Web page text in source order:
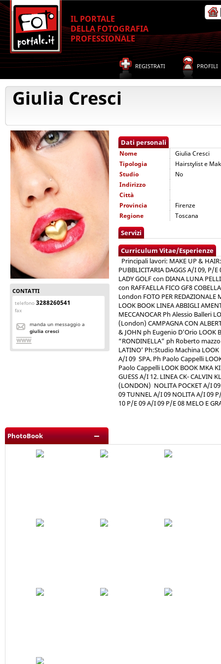
IL PORTALE
DELLA FOTOGRAFIA
PROFESSIONALE
REGISTRATI PROFILI
Giulia Cresci
CONTATTI
telefono 3288260541
fax
manda un messaggio a
giulia cresci
Dati personali
Nome
Giulia Cresci
Tipologia
Hairstylist e
Studio
No
Indirizzo
Città
Provincia
Firenze
Regione
Toscana
Servizi
Curriculum Vitae/Esperienze
Principali lavori: MAKE UP &
PUBBLICITARIA DAGGS A/I 09, P/
LADY GOLF con DIANA LUNA
con RAFFAELLA FICO GF8
London FOTO PER
LOOK BOOK LINEA ABBIGLI
MECCANOCAR Ph Alessio Balleri
(London) CAMPAGNA CON
& JOHN ph Eugenio D'Orio LOOK
“RONDINELLA” ph Roberto
LATINO’ Ph:Studio Machina
A/I 09 SPA. Ph Paolo Cappelli
Paolo Cappelli LOOK BOOK MKA
GUESS A/I 12. LINEA CK- CALVIN
(LONDON) NOLITA POCKET A/I
09 TUNNEL A/I 09 NOLITA A/I 09
10 P/E 09 A/I 09 P/E 08 MELO E
PhotoBook